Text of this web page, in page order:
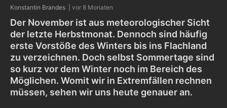
Konstantin Brandes | vor 8 Monaten
Der November ist aus meteorologischer Sicht
der letzte Herbstmonat. Dennoch sind häufig
erste Vorstöße des Winters bis ins Flachland
zu verzeichnen. Doch selbst Sommertage sind
so kurz vor dem Winter noch im Bereich des
Möglichen. Womit wir in Extremfällen rechnen
müssen, sehen wir uns heute genauer an.